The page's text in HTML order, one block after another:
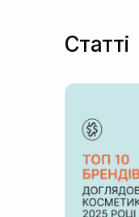
Статті